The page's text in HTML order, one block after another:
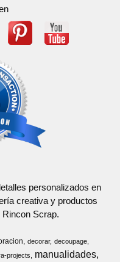
personalizados en
creativa y productos
Scrap.
decorar
decoupage
projects manualidades